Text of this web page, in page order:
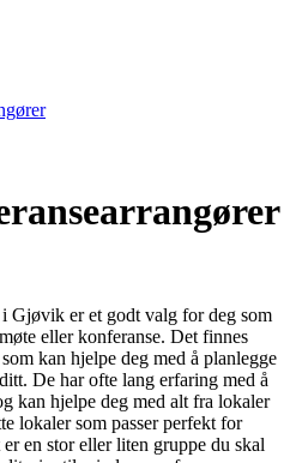
Gjøvik er et godt valg for deg som
eller konferanse. Det finnes
kan hjelpe deg med å planlegge
De har ofte lang erfaring med å
kan hjelpe deg med alt fra lokaler
lokaler som passer perfekt for
en stor eller liten gruppe du skal